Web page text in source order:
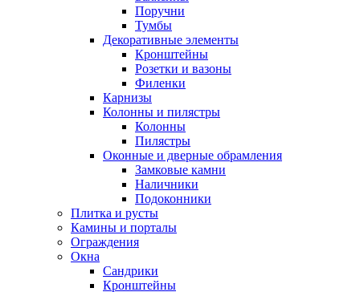
Поручни
Тумбы
Декоративные элементы
Кронштейны
Розетки и вазоны
Филенки
Карнизы
Колонны и пилястры
Колонны
Пилястры
Оконные и дверные обрамления
Замковые камни
Наличники
Подоконники
Плитка и русты
Камины и порталы
Ограждения
Окна
Сандрики
Кронштейны